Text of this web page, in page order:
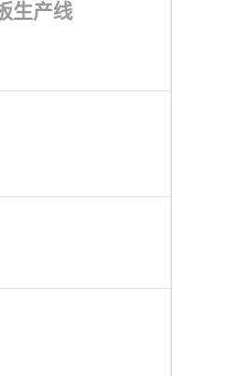
生产线